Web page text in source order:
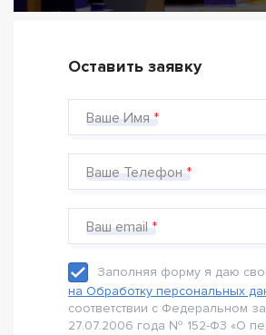
Оставить заявку
Ваше Имя
Ваше Телефон
Ваш email
Заполняя форму я даю
на Обработку персональных
соответствии с Федеральном
27.07.2006 года № 152-Ф3 «О